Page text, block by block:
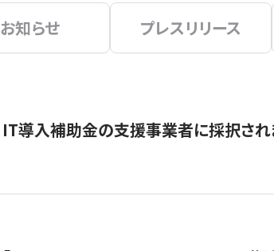
お知らせ プレスリリース
IT導入補助金の支援事業者に採択され